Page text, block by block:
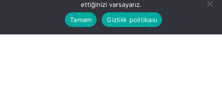
info@erisymm.comettiğinizi varsayarız.
Tamam
Gizlilik politikası